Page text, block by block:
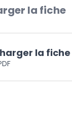
la fiche
la fiche